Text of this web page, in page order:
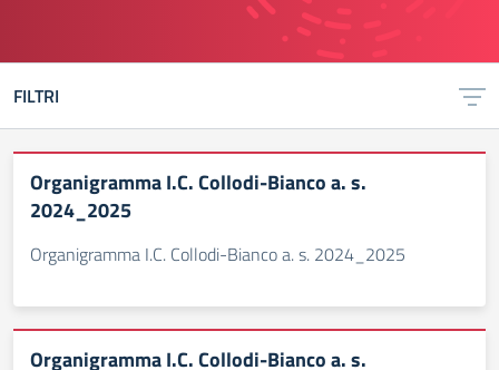
FILTRI
Organigramma I.C. Collodi-Bianco a. s.
2024_2025
Organigramma I.C. Collodi-Bianco a. s. 2024_2025
Organigramma I.C. Collodi-Bianco a. s.